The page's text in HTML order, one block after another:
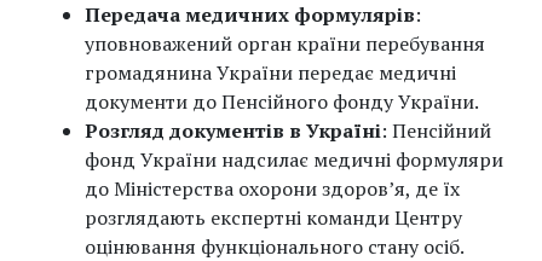
Передача медичних формулярів:
уповноважений орган країни перебування
громадянина України передає медичні
документи до Пенсійного фонду України.
Розгляд документів в Україні: Пенсійний
фонд України надсилає медичні формуляри
до Міністерства охорони здоров’я, де їх
розглядають експертні команди Центру
оцінювання функціонального стану осіб.